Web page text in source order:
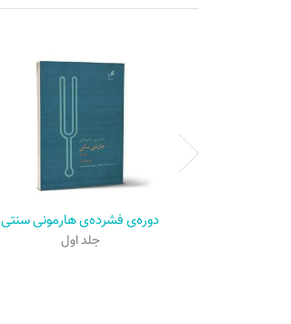
دوره‌ی فشرده‌ی هارمونی سنتی
جلد اول